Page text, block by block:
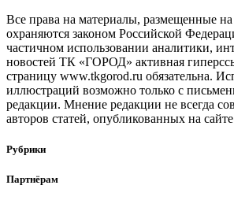
Все права на материалы, размещенные
охраняются законом Российской
частичном использовании аналитики,
новостей ТК «ГОРОД» активная
страницу www.tkgorod.ru обязательна.
иллюстраций возможно только с
редакции. Мнение редакции не всегда
авторов статей, опубликованных на
Рубрики
Партнёрам